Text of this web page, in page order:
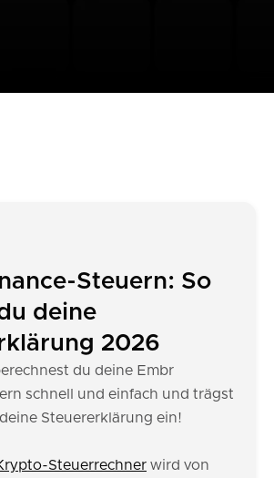
Steuern: So
deine
2026
du deine Embr
schnell und einfach und trägst
Steuererklärung ein!
Steuerrechner wird von